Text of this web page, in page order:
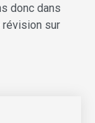
donc dans
révision sur